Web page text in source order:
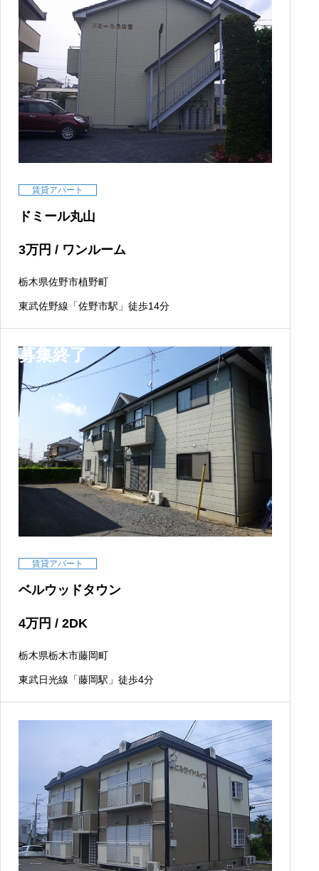
賃貸アパート
ドミール丸山
3万円 / ワンルーム
栃木県佐野市植野町
東武佐野線「佐野市駅」徒歩14分
募集終了
賃貸アパート
ベルウッドタウン
4万円 / 2DK
栃木県栃木市藤岡町
東武日光線「藤岡駅」徒歩4分